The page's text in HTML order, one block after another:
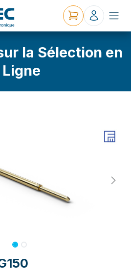
la Sélection en
Ligne